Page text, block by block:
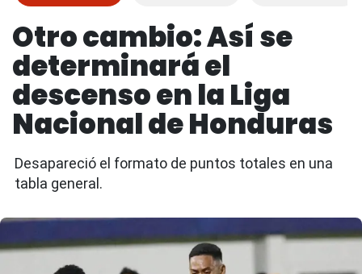
Otro cambio: Así se
determinará el
descenso en la Liga
Nacional de Honduras
Desapareció el formato de puntos totales en una
tabla general.